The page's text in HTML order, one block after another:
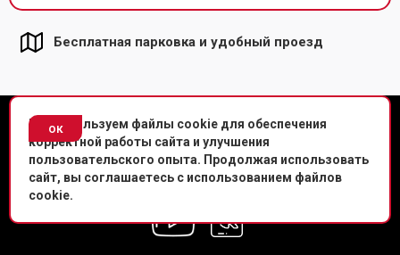
Бесплатная парковка и удобный проезд
ок
Мы используем файлы cookie для обеспечения
корректной работы сайта и улучшения
пользовательского опыта. Продолжая использовать
сайт, вы соглашаетесь с использованием файлов
cookie.
© Копировальный центр «Копировальня» 2013-
Политика конфиденциальности
Мы в соц. сетях